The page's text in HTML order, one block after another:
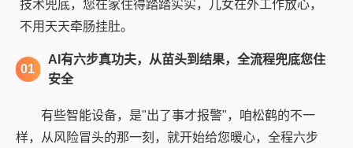
技术兜底，您在家住得踏踏实实，儿女在外工作放心，
不用天天牵肠挂肚。
01
AI有六步真功夫，从苗头到结果，全流程兜底您住
安全
有些智能设备，是"出了事才报警"，咱松鹤的不一
样，从风险冒头的那一刻，就开始给您暖心，全程六步